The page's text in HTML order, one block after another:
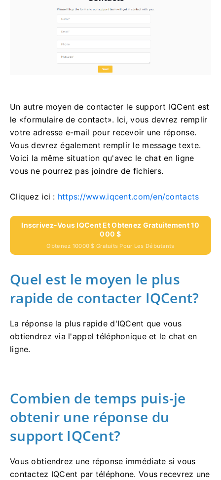
Un autre moyen de contacter le support IQCent est
le «formulaire de contact». Ici, vous devrez remplir
votre adresse e-mail pour recevoir une réponse.
Vous devrez également remplir le message texte.
Voici la même situation qu'avec le chat en ligne
vous ne pourrez pas joindre de fichiers.
Cliquez ici : https://www.iqcent.com/en/contacts
Inscrivez-Vous IQCent Et Obtenez Gratuitement 10
000 $
Obtenez 10000 $ Gratuits Pour Les Débutants
Quel est le moyen le plus
rapide de contacter IQCent?
La réponse la plus rapide d'IQCent que vous
obtiendrez via l'appel téléphonique et le chat en
ligne.
Combien de temps puis-je
obtenir une réponse du
support IQCent?
Vous obtiendrez une réponse immédiate si vous
contactez IQCent par téléphone. Vous recevrez une